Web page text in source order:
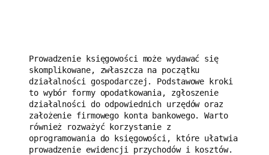
Prowadzenie księgowości może wydawać się
skomplikowane, zwłaszcza na początku
działalności gospodarczej. Podstawowe kroki
to wybór formy opodatkowania, zgłoszenie
działalności do odpowiednich urzędów oraz
założenie firmowego konta bankowego. Warto
również rozważyć korzystanie z
oprogramowania do księgowości, które ułatwia
prowadzenie ewidencji przychodów i kosztów.